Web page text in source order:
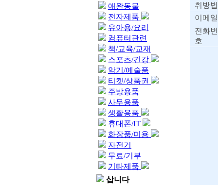
애완동물
전자제품
유아용/요리
컴퓨터관련
책/교육/교재
스포츠/건강
악기/예술품
티켓/상품권
주방용품
사무용품
생활용품
휴대폰/IT
화장품/미용
자전거
무료/기부
기타제품
삽니다
취방법
이메일
전화번
호